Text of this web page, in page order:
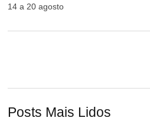
14 a 20 agosto
Posts Mais Lidos